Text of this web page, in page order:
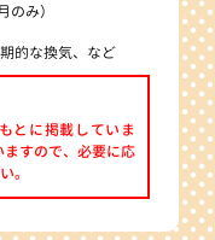
み）
的な換気、など
とに掲載していま
すので、必要に応
。